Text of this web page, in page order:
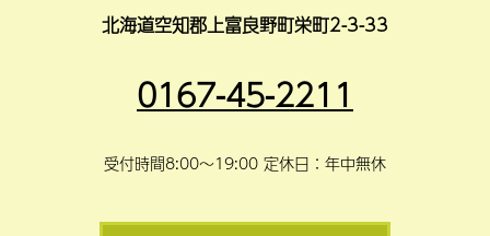
北海道空知郡上富良野町栄町2-3-33
0167-45-2211
受付時間8:00～19:00 定休日：年中無休